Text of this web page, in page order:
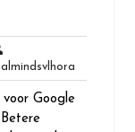
Google